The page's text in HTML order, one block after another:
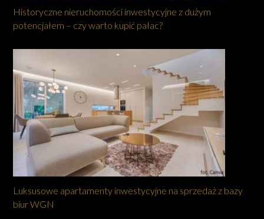
Historyczne nieruchomości inwestycyjne z dużym
potencjałem – czy warto kupić pałac?
Luksusowe apartamenty inwestycyjne na sprzedaż z bazy
biur WGN